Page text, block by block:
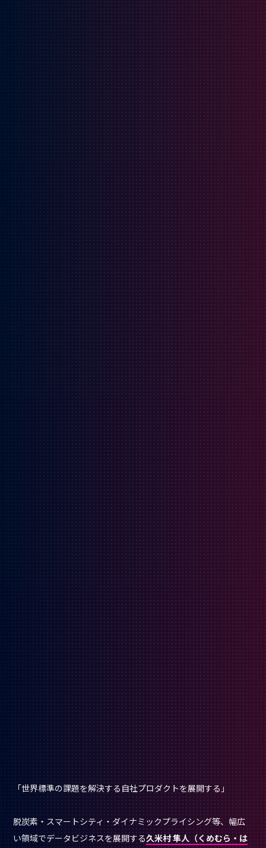
「世界標準の課題を解決する自社プロダクトを展開する」
脱炭素・スマートシティ・ダイナミックプライシング等、幅広
い領域でデータビジネスを展開する久米村 隼人（くめむら・は